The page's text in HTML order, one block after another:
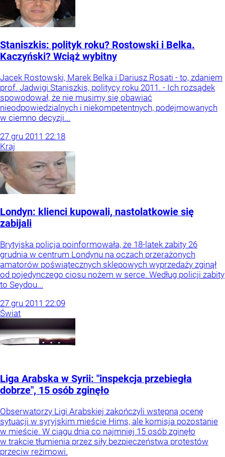
Staniszkis: polityk roku? Rostowski i Belka.
Kaczyński? Wciąż wybitny
Jacek Rostowski, Marek Belka i Dariusz Rosati - to, zdaniem
prof. Jadwigi Staniszkis, politycy roku 2011. - Ich rozsądek
spowodował, że nie musimy się obawiać
nieodpowiedzialnych i niekompetentnych, podejmowanych
w ciemno decyzji...
27 gru 2011 22:18
Kraj
Londyn: klienci kupowali, nastolatkowie się
zabijali
Brytyjska policja poinformowała, że 18-latek zabity 26
grudnia w centrum Londynu na oczach przerażonych
amatorów poświątecznych sklepowych wyprzedaży zginął
od pojedynczego ciosu nożem w serce. Według policji zabity
to Seydou...
27 gru 2011 22:09
Świat
Liga Arabska w Syrii: "inspekcja przebiegła
dobrze", 15 osób zginęło
Obserwatorzy Ligi Arabskiej zakończyli wstępną ocenę
sytuacji w syryjskim mieście Hims, ale komisja pozostanie
w mieście. W ciągu dnia co najmniej 15 osób zginęło
w trakcie tłumienia przez siły bezpieczeństwa protestów
przeciw reżimowi.